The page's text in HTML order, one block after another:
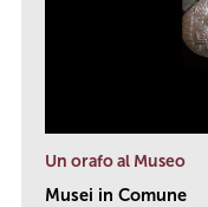
Un orafo al Museo
Musei in Comune